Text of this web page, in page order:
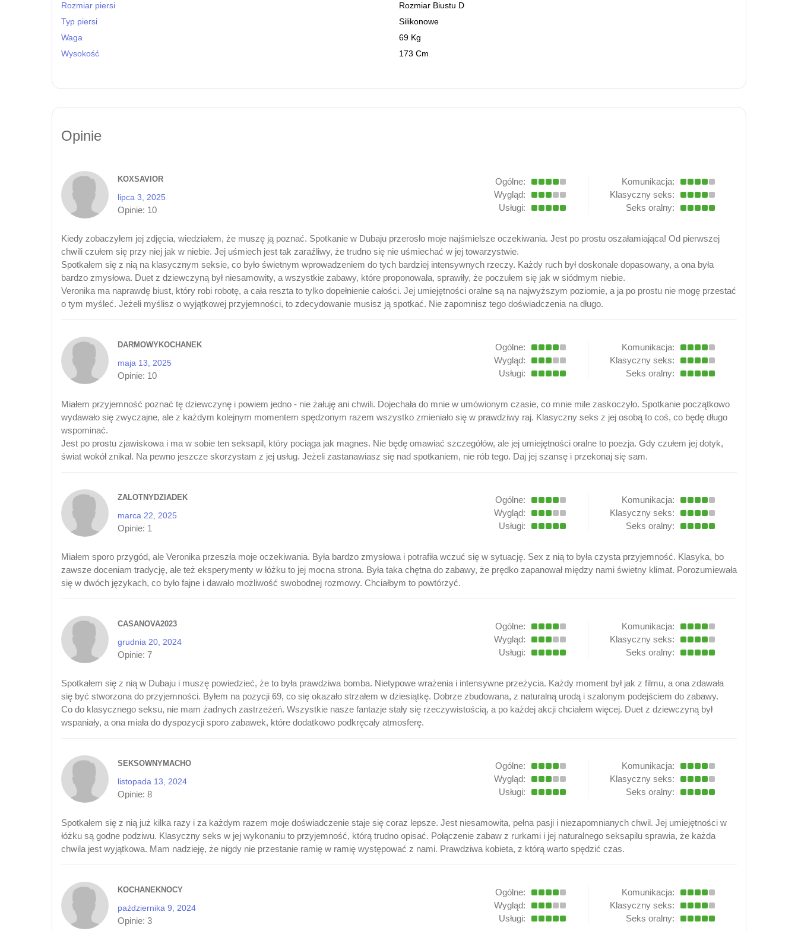
Rozmiar piersi
Rozmiar Biustu D
Typ piersi
Silikonowe
Waga
69 Kg
Wysokość
173 Cm
Opinie
KOXSAVIOR
lipca 3, 2025
Opinie: 10
Ogólne:
Wygląd:
Usługi:
Komunikacja:
Klasyczny seks:
Seks oralny:
Kiedy zobaczyłem jej zdjęcia, wiedziałem, że muszę ją poznać. Spotkanie w Dubaju przerosło moje najśmielsze oczekiwania. Jest po prostu oszałamiająca! Od pierwszej
chwili czułem się przy niej jak w niebie. Jej uśmiech jest tak zaraźliwy, że trudno się nie uśmiechać w jej towarzystwie.
Spotkałem się z nią na klasycznym seksie, co było świetnym wprowadzeniem do tych bardziej intensywnych rzeczy. Każdy ruch był doskonale dopasowany, a ona była
bardzo zmysłowa. Duet z dziewczyną był niesamowity, a wszystkie zabawy, które proponowała, sprawiły, że poczułem się jak w siódmym niebie.
Veronika ma naprawdę biust, który robi robotę, a cała reszta to tylko dopełnienie całości. Jej umiejętności oralne są na najwyższym poziomie, a ja po prostu nie mogę przestać
o tym myśleć. Jeżeli myślisz o wyjątkowej przyjemności, to zdecydowanie musisz ją spotkać. Nie zapomnisz tego doświadczenia na długo.
DARMOWYKOCHANEK
maja 13, 2025
Opinie: 10
Ogólne:
Wygląd:
Usługi:
Komunikacja:
Klasyczny seks:
Seks oralny:
Miałem przyjemność poznać tę dziewczynę i powiem jedno - nie żałuję ani chwili. Dojechała do mnie w umówionym czasie, co mnie mile zaskoczyło. Spotkanie początkowo
wydawało się zwyczajne, ale z każdym kolejnym momentem spędzonym razem wszystko zmieniało się w prawdziwy raj. Klasyczny seks z jej osobą to coś, co będę długo
wspominać.
Jest po prostu zjawiskowa i ma w sobie ten seksapil, który pociąga jak magnes. Nie będę omawiać szczegółów, ale jej umiejętności oralne to poezja. Gdy czułem jej dotyk,
świat wokół znikał. Na pewno jeszcze skorzystam z jej usług. Jeżeli zastanawiasz się nad spotkaniem, nie rób tego. Daj jej szansę i przekonaj się sam.
ZALOTNYDZIADEK
marca 22, 2025
Opinie: 1
Ogólne:
Wygląd:
Usługi:
Komunikacja:
Klasyczny seks:
Seks oralny:
Miałem sporo przygód, ale Veronika przeszła moje oczekiwania. Była bardzo zmysłowa i potrafiła wczuć się w sytuację. Sex z nią to była czysta przyjemność. Klasyka, bo
zawsze doceniam tradycję, ale też eksperymenty w łóżku to jej mocna strona. Była taka chętna do zabawy, że prędko zapanował między nami świetny klimat. Porozumiewała
się w dwóch językach, co było fajne i dawało możliwość swobodnej rozmowy. Chciałbym to powtórzyć.
CASANOVA2023
grudnia 20, 2024
Opinie: 7
Ogólne:
Wygląd:
Usługi:
Komunikacja:
Klasyczny seks:
Seks oralny:
Spotkałem się z nią w Dubaju i muszę powiedzieć, że to była prawdziwa bomba. Nietypowe wrażenia i intensywne przeżycia. Każdy moment był jak z filmu, a ona zdawała
się być stworzona do przyjemności. Byłem na pozycji 69, co się okazało strzałem w dziesiątkę. Dobrze zbudowana, z naturalną urodą i szalonym podejściem do zabawy.
Co do klasycznego seksu, nie mam żadnych zastrzeżeń. Wszystkie nasze fantazje stały się rzeczywistością, a po każdej akcji chciałem więcej. Duet z dziewczyną był
wspaniały, a ona miała do dyspozycji sporo zabawek, które dodatkowo podkręcały atmosferę.
SEKSOWNYMACHO
listopada 13, 2024
Opinie: 8
Ogólne:
Wygląd:
Usługi:
Komunikacja:
Klasyczny seks:
Seks oralny:
Spotkałem się z nią już kilka razy i za każdym razem moje doświadczenie staje się coraz lepsze. Jest niesamowita, pełna pasji i niezapomnianych chwil. Jej umiejętności w
łóżku są godne podziwu. Klasyczny seks w jej wykonaniu to przyjemność, którą trudno opisać. Połączenie zabaw z rurkami i jej naturalnego seksapilu sprawia, że każda
chwila jest wyjątkowa. Mam nadzieję, że nigdy nie przestanie ramię w ramię występować z nami. Prawdziwa kobieta, z którą warto spędzić czas.
KOCHANEKNOCY
października 9, 2024
Opinie: 3
Ogólne:
Wygląd:
Usługi:
Komunikacja:
Klasyczny seks:
Seks oralny: